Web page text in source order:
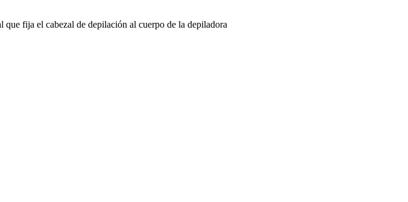
fija el cabezal de depilación al cuerpo de la depiladora